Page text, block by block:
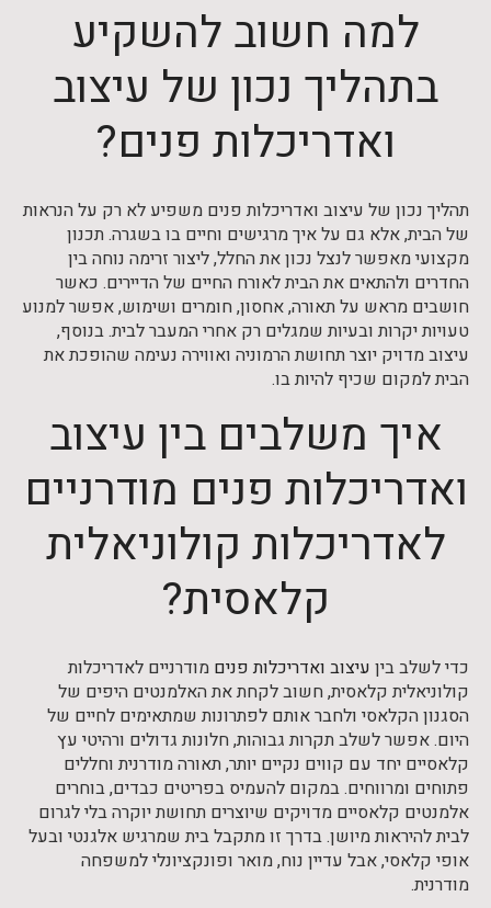
למה חשוב להשקיע
בתהליך נכון של עיצוב
ואדריכלות פנים?
תהליך נכון של עיצוב ואדריכלות פנים משפיע לא רק על הנראות
של הבית, אלא גם על איך מרגישים וחיים בו בשגרה. תכנון
מקצועי מאפשר לנצל נכון את החלל, ליצור זרימה נוחה בין
החדרים ולהתאים את הבית לאורח החיים של הדיירים. כאשר
חושבים מראש על תאורה, אחסון, חומרים ושימוש, אפשר למנוע
טעויות יקרות ובעיות שמגלים רק אחרי המעבר לבית. בנוסף,
עיצוב מדויק יוצר תחושת הרמוניה ואווירה נעימה שהופכת את
הבית למקום שכיף להיות בו.
איך משלבים בין עיצוב
ואדריכלות פנים מודרניים
לאדריכלות קולוניאלית
קלאסית?
כדי לשלב בין עיצוב ואדריכלות פנים מודרניים לאדריכלות
קולוניאלית קלאסית, חשוב לקחת את האלמנטים היפים של
הסגנון הקלאסי ולחבר אותם לפתרונות שמתאימים לחיים של
היום. אפשר לשלב תקרות גבוהות, חלונות גדולים ורהיטי עץ
קלאסיים יחד עם קווים נקיים יותר, תאורה מודרנית וחללים
פתוחים ומרווחים. במקום להעמיס בפריטים כבדים, בוחרים
אלמנטים קלאסיים מדויקים שיוצרים תחושת יוקרה בלי לגרום
לבית להיראות מיושן. בדרך זו מתקבל בית שמרגיש אלגנטי ובעל
אופי קלאסי, אבל עדיין נוח, מואר ופונקציונלי למשפחה
מודרנית.